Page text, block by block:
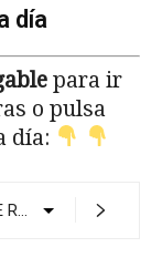
día
para ir
o pulsa
día: